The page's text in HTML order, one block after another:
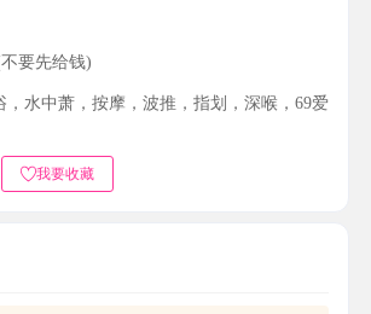
不要先给钱)
，水中萧，按摩，波推，指划，深喉，69爱
我要收藏